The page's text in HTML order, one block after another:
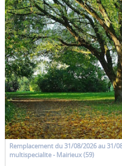
Remplacement du 31/08/2026 au 31/
multispecialite- Mairieux (59)